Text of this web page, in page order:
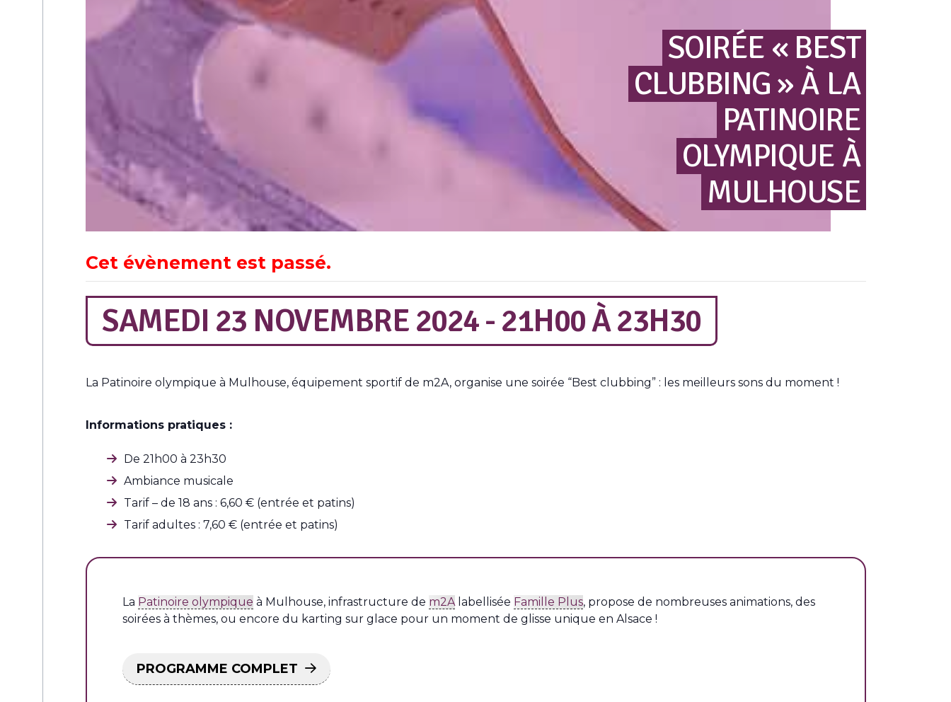
SOIRÉE « BEST
CLUBBING » À LA
PATINOIRE
OLYMPIQUE À
MULHOUSE
Cet évènement est passé.
SAMEDI 23 NOVEMBRE 2024 - 21H00À23H30
La Patinoire olympique à Mulhouse, équipement sportif de m2A, organise une soirée “Best clubbing” : les meilleurs sons du moment !
Informations pratiques :
De 21h00 à 23h30
Ambiance musicale
Tarif – de 18 ans : 6,60 € (entrée et patins)
Tarif adultes : 7,60 € (entrée et patins)
La Patinoire olympique à Mulhouse, infrastructure de m2A labellisée Famille Plus, propose de nombreuses animations, des
soirées à thèmes, ou encore du karting sur glace pour un moment de glisse unique en Alsace !
PROGRAMME COMPLET